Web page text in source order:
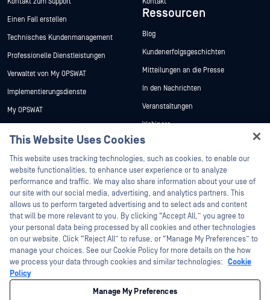
Einen Fall erstellen
Technisches Kundenmanagement
Professionelle Dienstleistungen
Verwaltet von My OPSWAT
Implementierungsdienste
My OPSWAT
Ausbildung
Programm zur Behebung von
Sicherheitslücken
Partner
Zertifizierung
Technologie-Partner
Partner Programm
Ressourcen
Blog
Kundenerfolgsgeschichten
Mitteilungen an die Presse
In den Nachrichten
Veranstaltungen
Webinare
Datenblätter
Weiße Papiere
Kostenlose Tools
©2026 OPSWAT . Alle Rechte vorbehalten. OPSWAT, MetaDefender, Metascan,
MetaAccess, das OPSWAT , Trust no File. Trust No Device., OPSWAT , Protecting the
World's Critical Infrastructure, Deep CDR™ Technology, InQuest, das InQuest-Logo,
DFI, RetroHunt, Deep File Inspection und Join the Hunt sind Marken von OPSWAT .
This Website Uses Cookies
This website uses tracking technologies, such as cookies, to enable our
website functionalities, to enhance user experience or to analyze
performance and traffic. We may also share information about your use of
our site with our social media, advertising, and analytics partners. This
allows us to perform targeted advertising and to select ads and content
that will be more relevant to you. By clicking “Accept All,” you agree to
your personal data being processed by all cookies and other technologies
on our website. Click “Reject All” to refuse, or “Manage My Preferences” to
manage your choices. See our Cookie Policy for more details on the how
we process your data through cookies and similar technologies: Cookie
Policy
Manage My Preferences
Hey there!
I'm Ozzy, your OPSWAT virtual assistant.
How can I help you secure what's critical
today?